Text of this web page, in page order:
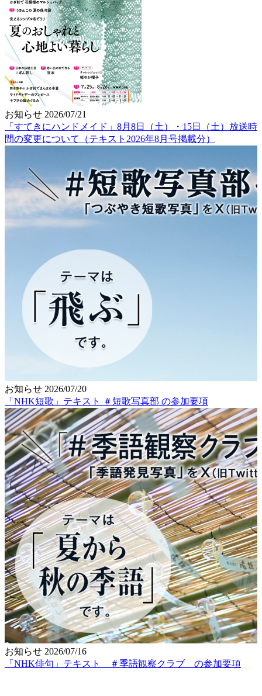
お知らせ 2026/07/21
「すてきにハンドメイド」8月8日（土）・15日（土）放送時
間の変更について（テキスト2026年8月号掲載分）
お知らせ 2026/07/20
「NHK短歌」テキスト ＃短歌写真部 の参加要項
お知らせ 2026/07/16
「NHK俳句」テキスト ＃季語観察クラブ の参加要項